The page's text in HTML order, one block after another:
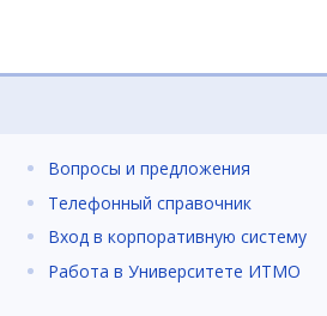
Вопросы и предложения
Телефонный справочник
Вход в корпоративную систему
Работа в Университете ИТМО